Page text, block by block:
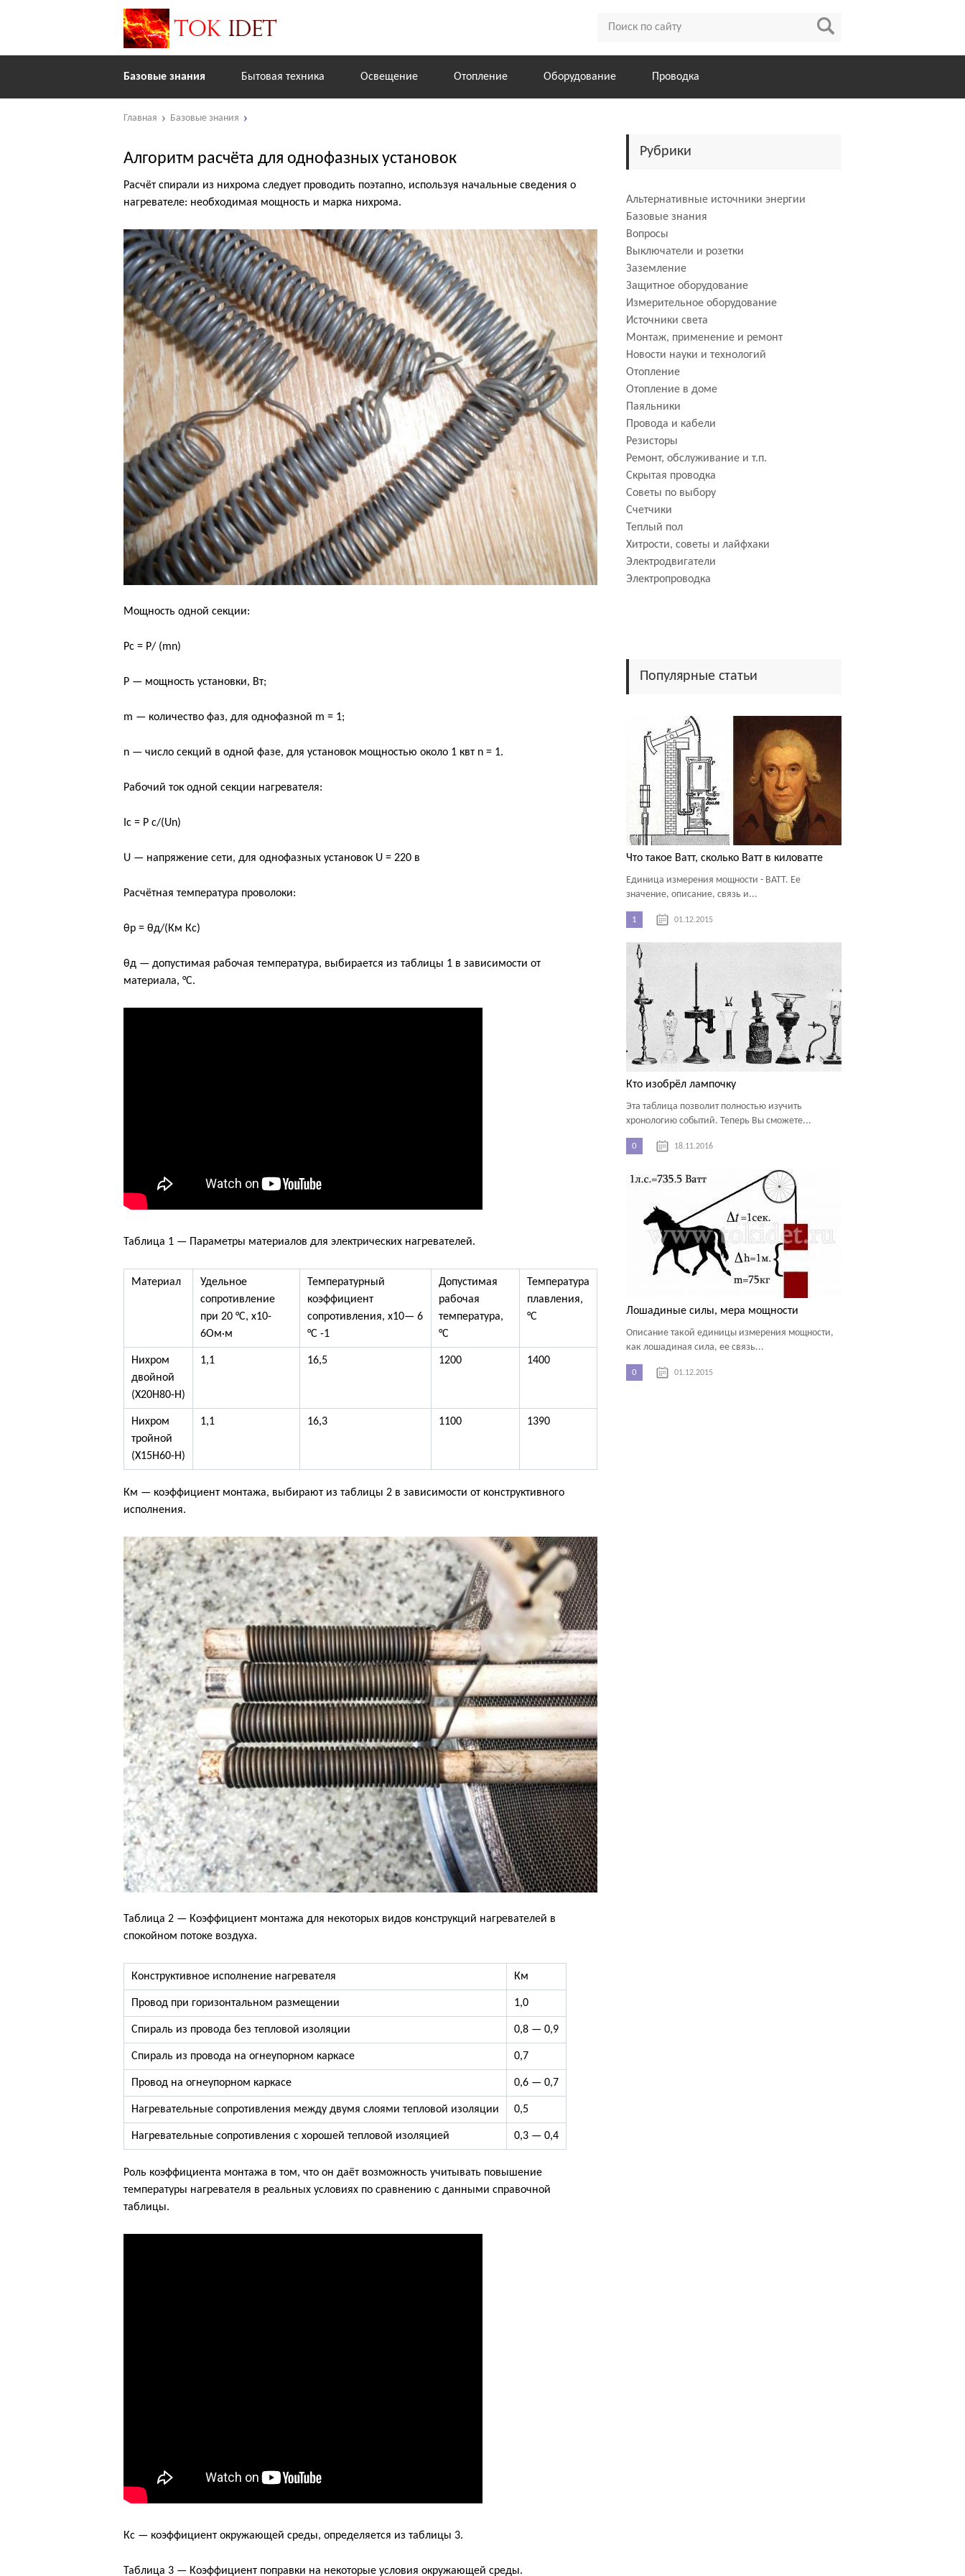
Базовые знания Бытовая техника Освещение Отопление Оборудование Проводка
Главная Базовые знания
Алгоритм расчёта для однофазных установок
Расчёт спирали из нихрома следует проводить поэтапно, используя начальные сведения о
нагревателе: необходимая мощность и марка нихрома.
Мощность одной секции:
Рс = Р/ (mn)
P — мощность установки, Вт;
m — количество фаз, для однофазной m = 1;
n — число секций в одной фазе, для установок мощностью около 1 квт n = 1.
Рабочий ток одной секции нагревателя:
Ic = P с/(Un)
U — напряжение сети, для однофазных установок U = 220 в
Расчётная температура проволоки:
θр = θд/(Км Кс)
θд — допустимая рабочая температура, выбирается из таблицы 1 в зависимости от
материала, °C.
Таблица 1 — Параметры материалов для электрических нагревателей.
Материал
Удельное
сопротивление
при 20 °C, x10-
6Ом·м
Температурный
коэффициент
сопротивления, x10— 6
°C -1
Допустимая
рабочая
температура,
°C
Температура
плавления,
°C
Нихром
двойной
(Х20Н80-Н)
1,1 16,5 1200 1400
Нихром
тройной
(Х15Н60-Н)
1,1 16,3 1100 1390
Км — коэффициент монтажа, выбирают из таблицы 2 в зависимости от конструктивного
исполнения.
Таблица 2 — Коэффициент монтажа для некоторых видов конструкций нагревателей в
спокойном потоке воздуха.
Конструктивное исполнение нагревателя Км
Провод при горизонтальном размещении 1,0
Спираль из провода без тепловой изоляции 0,8 — 0,9
Спираль из провода на огнеупорном каркасе 0,7
Провод на огнеупорном каркасе 0,6 — 0,7
Нагревательные сопротивления между двумя слоями тепловой изоляции 0,5
Нагревательные сопротивления с хорошей тепловой изоляцией 0,3 — 0,4
Роль коэффициента монтажа в том, что он даёт возможность учитывать повышение
температуры нагревателя в реальных условиях по сравнению с данными справочной
таблицы.
Кс — коэффициент окружающей среды, определяется из таблицы 3.
Таблица 3 — Коэффициент поправки на некоторые условия окружающей среды.
Рубрики
Альтернативные источники энергии
Базовые знания
Вопросы
Выключатели и розетки
Заземление
Защитное оборудование
Измерительное оборудование
Источники света
Монтаж, применение и ремонт
Новости науки и технологий
Отопление
Отопление в доме
Паяльники
Провода и кабели
Резисторы
Ремонт, обслуживание и т.п.
Скрытая проводка
Советы по выбору
Счетчики
Теплый пол
Хитрости, советы и лайфхаки
Электродвигатели
Электропроводка
Популярные статьи
Что такое Ватт, сколько Ватт в киловатте
Единица измерения мощности - ВАТТ. Ее
значение, описание, связь и...
1 01.12.2015
Кто изобрёл лампочку
Эта таблица позволит полностью изучить
хронологию событий. Теперь Вы сможете...
0 18.11.2016
Лошадиные силы, мера мощности
Описание такой единицы измерения мощности,
как лошадиная сила, ее связь...
0 01.12.2015